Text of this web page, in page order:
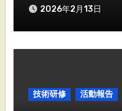
2026年2月13日
技術研修 活動報告